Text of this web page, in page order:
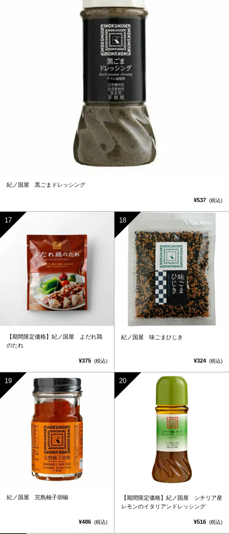
紀ノ国屋 黒ごまドレッシング
¥537 (税込)
【期間限定価格】紀ノ国屋 よだれ鶏
のたれ
¥375 (税込)
紀ノ国屋 味ごまひじき
¥324 (税込)
紀ノ国屋 完熟柚子胡椒
¥486 (税込)
【期間限定価格】紀ノ国屋 シチリア産
レモンのイタリアンドレッシング
¥516 (税込)